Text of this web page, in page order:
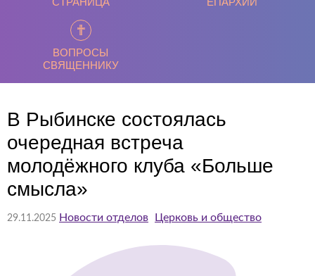
ВОПРОСЫ
СВЯЩЕННИКУ
В Рыбинске состоялась
очередная встреча
молодёжного клуба «Больше
смысла»
29.11.2025 Новости отделов Церковь и общество